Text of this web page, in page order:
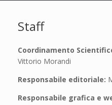
Staff
Coordinamento
Vittorio Morandi
Responsabile editoriale:
Responsabile grafica e